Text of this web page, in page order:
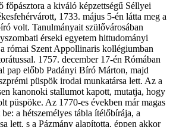
főpásztora a kiváló képzettségű Séllyei
1733. május 5-én látta meg a
volt. Tanulmányait szülővárosában
érseki egyetem hittudományi
római Szent Appollinaris kollégiumban
1757. december 17-én Rómában
pap előbb Padányi Bíró Márton, majd
püspök irodai munkatársa lett. Az a
kanonoki stallumot kapott, mutatja, hogy
püspöke. Az 1770-es években már magas
a hétszemélyes tábla ítélőbírája, a
lett, s a Pázmány alapította, éppen akkor